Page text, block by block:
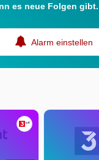
es neue Folgen
Alarm einstellen